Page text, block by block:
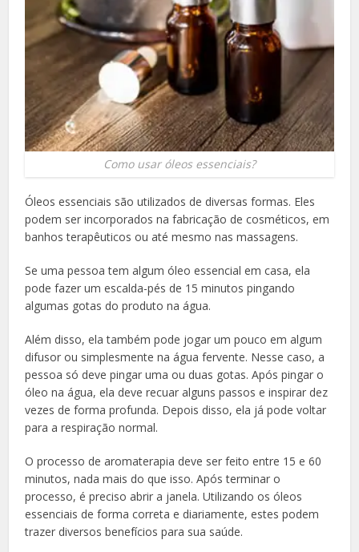
Como usar óleos essenciais?
Óleos essenciais são utilizados de diversas formas. Eles
podem ser incorporados na fabricação de cosméticos, em
banhos terapêuticos ou até mesmo nas massagens.
Se uma pessoa tem algum óleo essencial em casa, ela
pode fazer um escalda-pés de 15 minutos pingando
algumas gotas do produto na água.
Além disso, ela também pode jogar um pouco em algum
difusor ou simplesmente na água fervente. Nesse caso, a
pessoa só deve pingar uma ou duas gotas. Após pingar o
óleo na água, ela deve recuar alguns passos e inspirar dez
vezes de forma profunda. Depois disso, ela já pode voltar
para a respiração normal.
O processo de aromaterapia deve ser feito entre 15 e 60
minutos, nada mais do que isso. Após terminar o
processo, é preciso abrir a janela. Utilizando os óleos
essenciais de forma correta e diariamente, estes podem
trazer diversos benefícios para sua saúde.